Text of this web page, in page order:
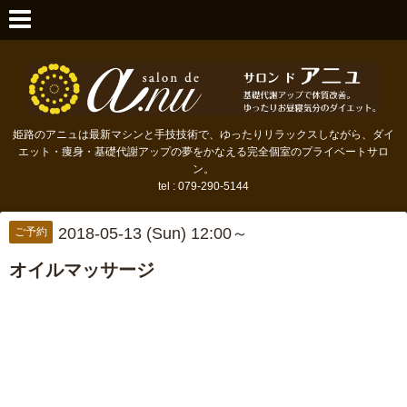
姫路のアニュは最新マシンと手技技術で、ゆったりリラックスしながら、ダイ
エット・痩身・基礎代謝アップの夢をかなえる完全個室のプライベートサロ
ン。
tel : 079-290-5144
ご予約 2018-05-13 (Sun) 12:00～
オイルマッサージ